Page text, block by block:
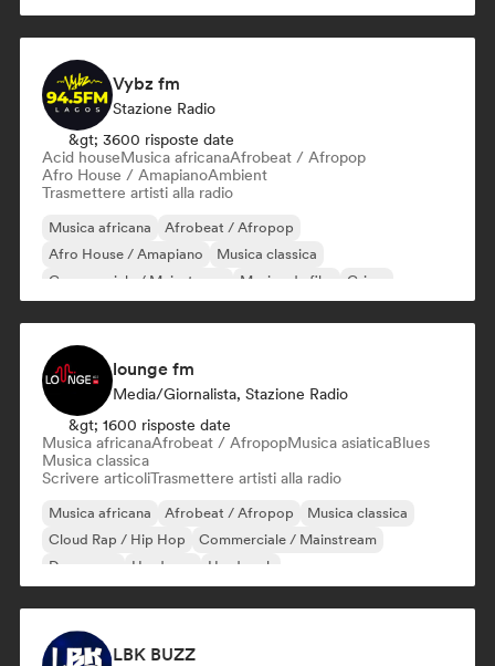
Vybz fm
Stazione Radio
&gt; 3600 risposte date
Acid houseMusica africanaAfrobeat / Afropop
Afro House / AmapianoAmbient
Trasmettere artisti alla radio
Musica africana
Afrobeat / Afropop
Afro House / Amapiano
Musica classica
Commerciale / Mainstream
Musica da film
Grime
lounge fm
Media/Giornalista, Stazione Radio
&gt; 1600 risposte date
Musica africanaAfrobeat / AfropopMusica asiaticaBlues
Musica classica
Scrivere articoliTrasmettere artisti alla radio
Musica africana Afrobeat / Afropop
Musica classica
Cloud Rap / Hip Hop
Commerciale / Mainstream
Danza pop
Hardcore Hard rock
LBK BUZZ